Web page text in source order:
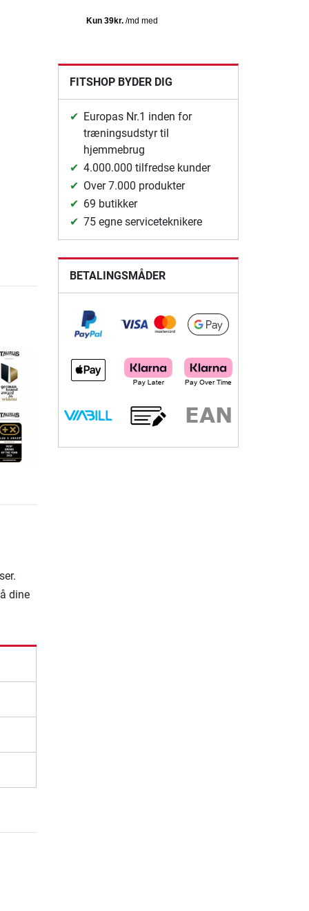
dine
FITSHOP BYDER DIG
Europas Nr.1 inden for
træningsudstyr til
hjemmebrug
4.000.000 tilfredse kunder
Over 7.000 produkter
69 butikker
75 egne serviceteknikere
BETALINGSMÅDER